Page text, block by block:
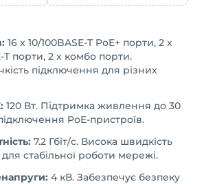
16 x 10/100BASE-T PoE+ порти, 2 x
T порти, 2 x комбо порти.
підключення для різних
120 Вт. Підтримка живлення до 30
PoE-пристроїв.
7.2 Гбіт/с. Висока швидкість
стабільної роботи мережі.
4 кВ. Забезпечує безпеку